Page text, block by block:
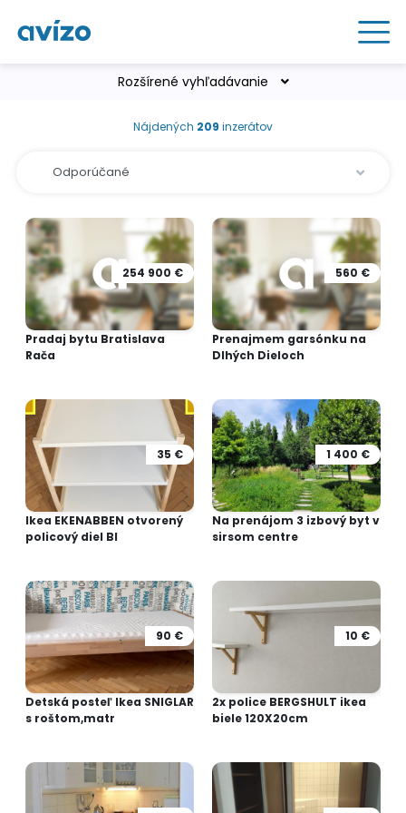
Rozšírené vyhľadávanie
Nájdených 209 inzerátov
254 900 €
Pradaj bytu Bratislava
Rača
560 €
Prenajmem garsónku na
Dlhých Dieloch
35 €
Ikea EKENABBEN otvorený
policový diel BI
1 400 €
Na prenájom 3 izbový byt v
sirsom centre
90 €
Detská posteľ Ikea SNIGLAR
s roštom,matr
10 €
2x police BERGSHULT ikea
biele 120X20cm